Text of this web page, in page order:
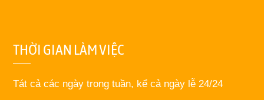
THỜI GIAN LÀM VIỆC
Tát cả các ngày trong tuần, kể cả ngày lễ 24/24